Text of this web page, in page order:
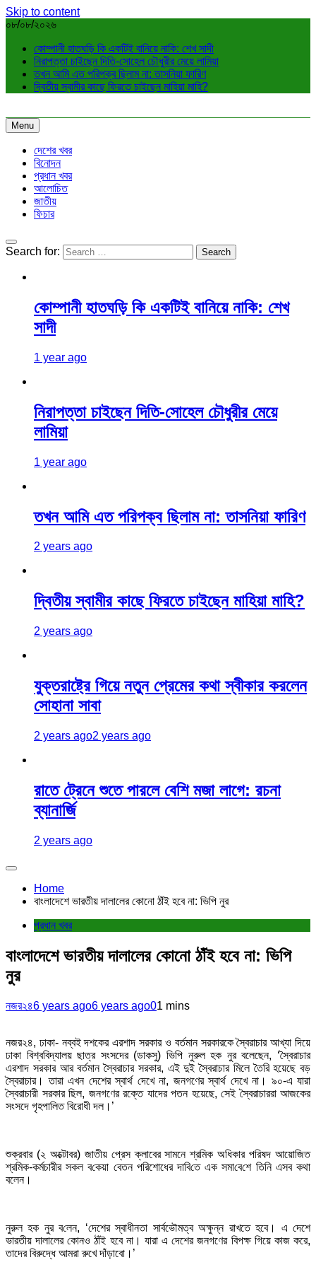
Skip to content
০৮/০৮/২০২৬
কোম্পানী হাতঘড়ি কি একটিই বানিয়ে নাকি: শেখ সাদী
নিরাপত্তা চাইছেন দিতি-সোহেল চৌধুরীর মেয়ে লামিয়া
তখন আমি এত পরিপক্ব ছিলাম না: তাসনিয়া ফারিণ
দ্বিতীয় স্বামীর কাছে ফিরতে চাইছেন মাহিয়া মাহি?
Menu
দেশের খবর
বিনোদন
প্রধান খবর
আলোচিত
জাতীয়
ফিচার
Search for:
কোম্পানী হাতঘড়ি কি একটিই বানিয়ে নাকি: শেখ
সাদী
1 year ago
নিরাপত্তা চাইছেন দিতি-সোহেল চৌধুরীর মেয়ে
লামিয়া
1 year ago
তখন আমি এত পরিপক্ব ছিলাম না: তাসনিয়া ফারিণ
2 years ago
দ্বিতীয় স্বামীর কাছে ফিরতে চাইছেন মাহিয়া মাহি?
2 years ago
যুক্তরাষ্ট্রে গিয়ে নতুন প্রেমের কথা স্বীকার করলেন
সোহানা সাবা
2 years ago2 years ago
রাতে ট্রেনে শুতে পারলে বেশি মজা লাগে: রচনা
ব্যানার্জি
2 years ago
Home
বাংলাদেশে ভারতীয় দালালের কোনো ঠাঁই হবে না: ভিপি নুর
প্রধান খবর
বাংলাদেশে ভারতীয় দালালের কোনো ঠাঁই হবে না: ভিপি
নুর
নজর২৪6 years ago6 years ago01 mins
নজর২৪, ঢাকা- নব্বই দশকের এরশাদ সরকার ও বর্তমান সরকারকে স্বৈরাচার আখ্যা দিয়ে
ঢাকা বিশ্ববিদ্যালয় ছাত্র সংসদের (ডাকসু) ভিপি নুরুল হক নুর বলেছেন, ‘স্বৈরাচার
এরশাদ সরকার আর বর্তমান স্বৈরাচার সরকার, এই দুই স্বৈরাচার মিলে তৈরি হয়েছে বড়
স্বৈরাচার। তারা এখন দেশের স্বার্থ দেখে না, জনগণের স্বার্থ দেখে না। ৯০-এ যারা
স্বৈরাচারী সরকার ছিল, জনগণের রক্তে যাদের পতন হয়েছে, সেই স্বৈরাচাররা আজকের
সংসদে গৃহপালিত বিরোধী দল।’
শুক্রবার (২ অক্টোবর) জাতীয় প্রেস ক্লাবের সামনে শ্রমিক অধিকার পরিষদ আয়োজিত
শ্রমিক-কর্মচারীর সকল ব‌কেয়া বেতন পরিশোধের দা‌বি‌তে এক সমা‌বে‌শে তি‌নি এসব কথা
বলেন।
নুরুল হক নুর ব‌লে‌ন, ‘দেশের স্বাধীনতা সার্বভৌমত্ব অক্ষুন্ন রাখতে হবে। এ দেশে
ভারতীয় দালালের কোনও ঠাঁই হবে না। যারা এ দেশের জনগণের বিপক্ষ গিয়ে কাজ করে,
তাদের বিরুদ্ধে আমরা রুখে দাঁড়াবো।’